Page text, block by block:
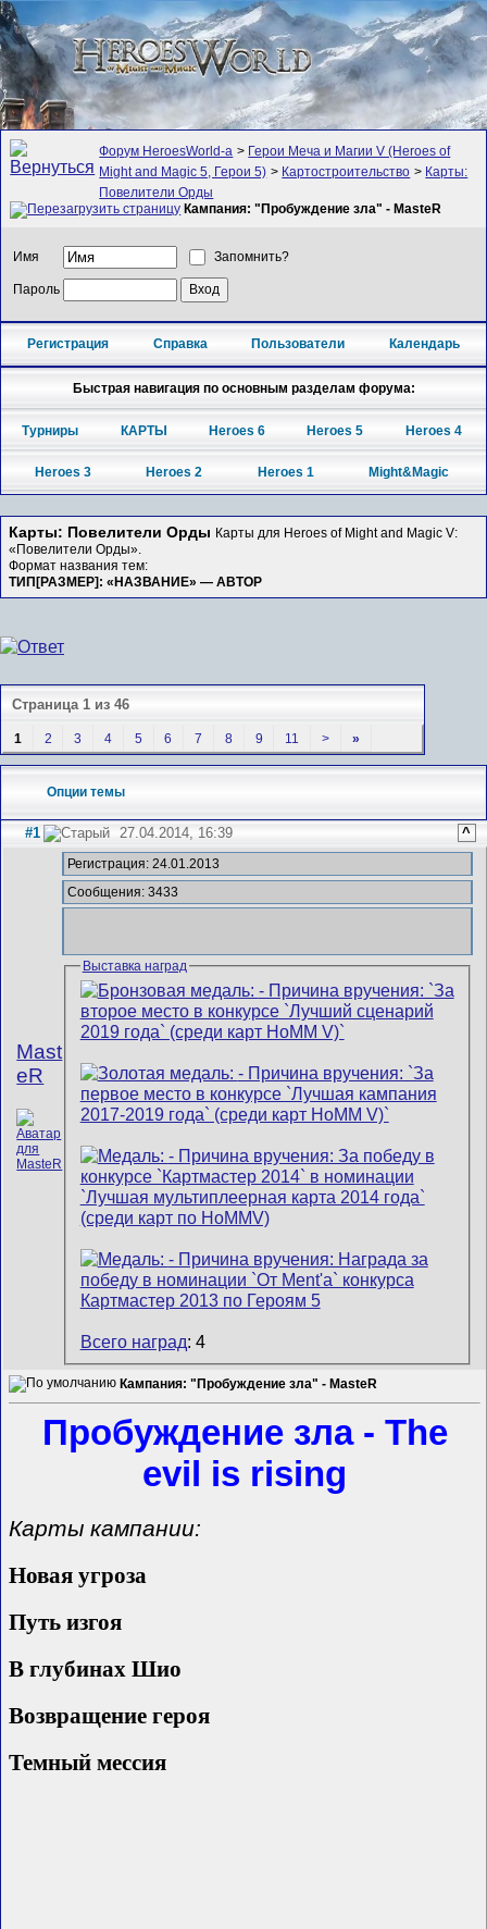
Форум HeroesWorld-а > Герои Меча и Магии V (Heroes of
Might and Magic 5, Герои 5) > Картостроительство > Карты:
Повелители Орды
Кампания: "Пробуждение зла" - MasteR
Имя Запомнить?
Пароль
Регистрация Справка Пользователи Календарь
Быстрая навигация по основным разделам форума:
Турниры КАРТЫ Heroes 6 Heroes 5 Heroes 4
Heroes 3 Heroes 2 Heroes 1 Might&Magic
Карты: Повелители Орды Карты для Heroes of Might and Magic V:
«Повелители Орды».
Формат названия тем:
ТИП[РАЗМЕР]: «НАЗВАНИЕ» — АВТОР
Страница 1 из 46
1 2 3 4 5 6 7 8 9 11 > »
Опции темы
#1 27.04.2014, 16:39 ^
Mast
eR
Регистрация: 24.01.2013
Сообщения: 3433
Выставка наград
Всего наград: 4
Кампания: "Пробуждение зла" - MasteR
Пробуждение зла - The
evil is rising
Карты кампании:
Новая угроза
Путь изгоя
В глубинах Шио
Возвращение героя
Темный мессия